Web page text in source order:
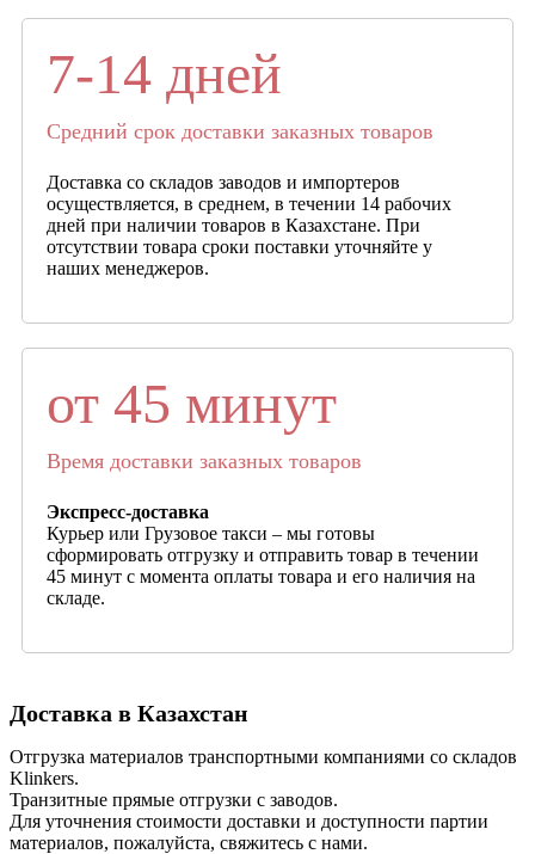
7-14 дней
Средний срок доставки заказных товаров
Доставка со складов заводов и импортеров
осуществляется, в среднем, в течении 14 рабочих
дней при наличии товаров в Казахстане. При
отсутствии товара сроки поставки уточняйте у
наших менеджеров.
от 45 минут
Время доставки заказных товаров
Экспресс-доставка
Курьер или Грузовое такси – мы готовы
сформировать отгрузку и отправить товар в течении
45 минут с момента оплаты товара и его наличия на
складе.
Доставка в Казахстан
Отгрузка материалов транспортными компаниями со складов
Klinkers.
Транзитные прямые отгрузки с заводов.
Для уточнения стоимости доставки и доступности партии
материалов, пожалуйста, свяжитесь с нами.